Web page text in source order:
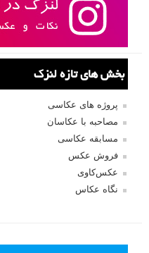
بخش های تازه لنزک
پروژه های عکاسی
مصاحبه با عکاسان
مسابقه عکاسی
فروش عکس
عکس‌کاوی
نگاه عکاس